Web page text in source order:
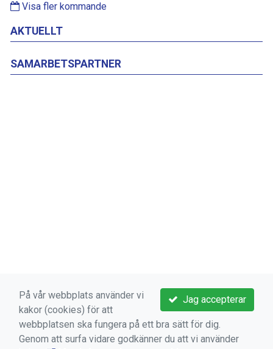
Visa fler kommande
AKTUELLT
SAMARBETSPARTNER
VIKTIGA LÄNKAR
Jag accepterar
På vår webbplats använder vi
kakor (cookies) för att
webbplatsen ska fungera på ett bra sätt för dig.
Genom att surfa vidare godkänner du att vi använder